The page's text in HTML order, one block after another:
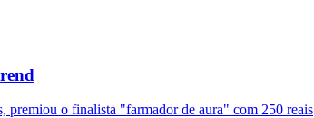
o finalista "farmador de aura" com 250 reais